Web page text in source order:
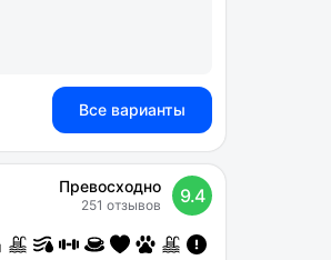
Все варианты
Превосходно
251 отзывов 9.4